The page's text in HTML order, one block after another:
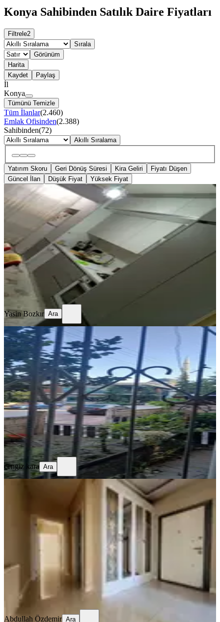
Konya Sahibinden Satılık Daire Fiyatları
Filtrele2
Sırala
Görünüm
Harita
Kaydet
Paylaş
İl
Konya
Tümünü Temizle
Tüm İlanlar(2.460)
Emlak Ofisinden(2.388)
Sahibinden(72)
Akıllı Sıralama
Yatırım Skoru Geri Dönüş Süresi Kira Geliri
Fiyatı Düşen
Güncel İlan
Düşük Fiyat Yüksek Fiyat
Bosna Hersek Mahallesi
Konya, Selçuklu
2+1
120 m² 06.08.2026
2.950.000 ₺
Yasin Bozkır
Ara
Yasin Bozkır Ara
YENİ
Selçuklu Özalkent 69.blok 1.kat
Sahibinden Satılık Daire
Konya, Selçuklu
3+1· 135 m²·1. Kat·06.08.2026
2.650.000 ₺
cengiz kara
Ara
cengiz kara Ara
Sahibinden Satılık Canyaka Sitesinde
Lüx 3+1 Daire
Konya, Meram
Bahçe katı ·
Abdullah Özdemir
Abdullah Özdemir Ara